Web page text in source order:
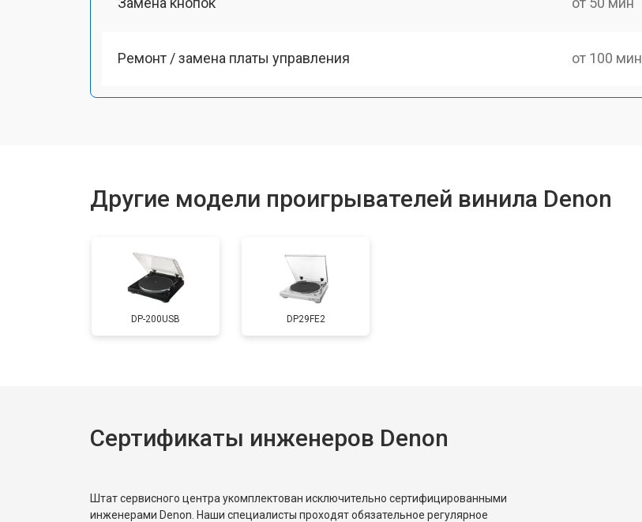
Ремонт / замена платы управления от 100 мин
Другие модели проигрывателей винила Denon
DP-200USB DP29FE2
Сертификаты инженеров Denon
Штат сервисного центра укомплектован исключительно сертифицированными
инженерами Denon. Наши специалисты проходят обязательное регулярное